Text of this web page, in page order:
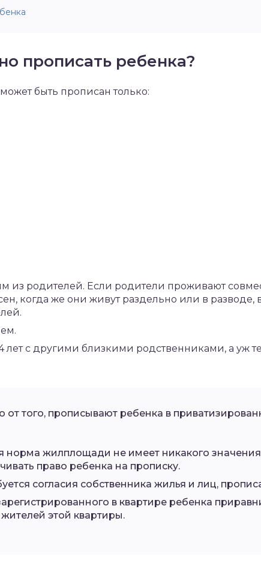
прописать ребенка?
быть прописан только:
из родителей. Если родители проживают
когда же они живут раздельно или в разводе,
лет с другими близкими родственниками, а уж
от того, прописывают ребенка в
норма жилплощади не имеет никакого
право ребенка на прописку.
согласия собственника жилья и лиц,
в квартире ребенка
жителей этой квартиры.